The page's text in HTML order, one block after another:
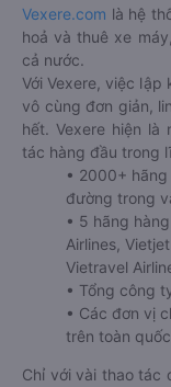
Vexere.com là hệ
hoả và thuê xe
cả nước.
Với Vexere, việc lập
vô cùng đơn giản,
hết. Vexere hiện
tác hàng đầu trong
• 2000+
đường trong
• 5 hãng
Airlines,
Vietravel
• Tổng công
• Các đơn vị
trên toàn
Chỉ với vài thao tác